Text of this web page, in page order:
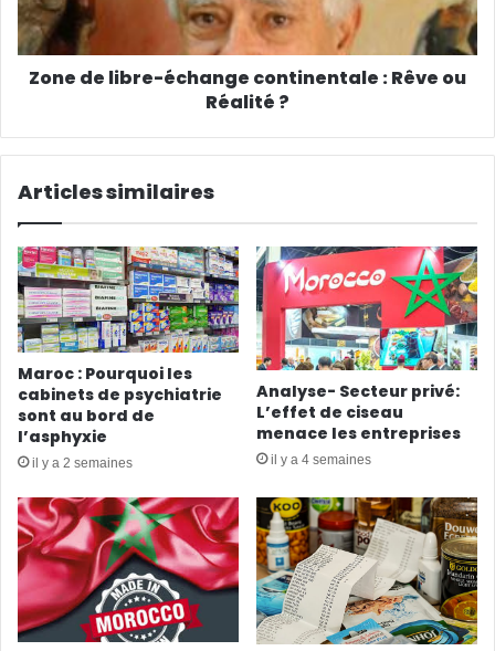
Zone de libre-échange continentale : Rêve ou
Réalité ?
Articles similaires
Maroc : Pourquoi les
cabinets de psychiatrie
sont au bord de
l’asphyxie
il y a 2 semaines
Analyse- Secteur privé:
L’effet de ciseau
menace les entreprises
il y a 4 semaines